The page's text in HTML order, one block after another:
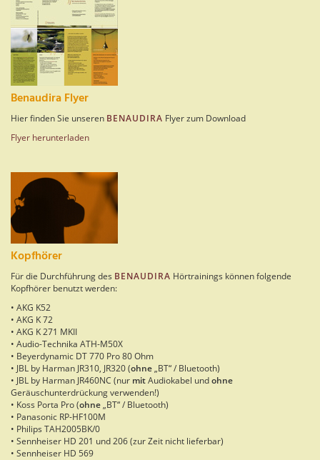
Benaudira Flyer
Hier finden Sie unseren BENAUDIRA Flyer zum Download
Flyer herunterladen
Kopfhörer
Für die Durchführung des BENAUDIRA Hörtrainings können folgende
Kopfhörer benutzt werden:
• AKG K52
• AKG K 72
• AKG K 271 MKII
• Audio-Technika ATH-M50X
• Beyerdynamic DT 770 Pro 80 Ohm
• JBL by Harman JR310, JR320 (ohne„BT“ / Bluetooth)
• JBL by Harman JR460NC (nur mitAudiokabel undohne
Geräuschunterdrückung verwenden!)
• Koss Porta Pro (ohne„BT“ / Bluetooth)
• Panasonic RP-HF100M
• Philips TAH2005BK/0
• Sennheiser HD 201 und 206 (zur Zeit nicht lieferbar)
• Sennheiser HD 569